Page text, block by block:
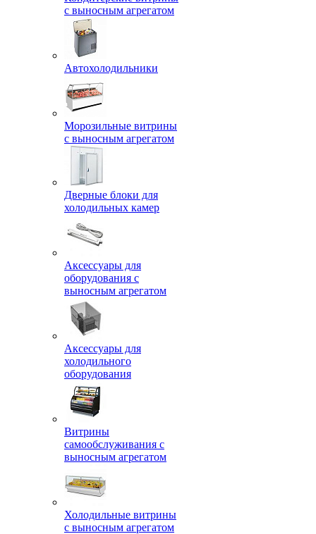
с выносным агрегатом
Автохолодильники
Морозильные витрины
с выносным агрегатом
Дверные блоки для
холодильных камер
Аксессуары для
оборудования с
выносным агрегатом
Аксессуары для
холодильного
оборудования
Витрины
самообслуживания с
выносным агрегатом
Холодильные витрины
с выносным агрегатом